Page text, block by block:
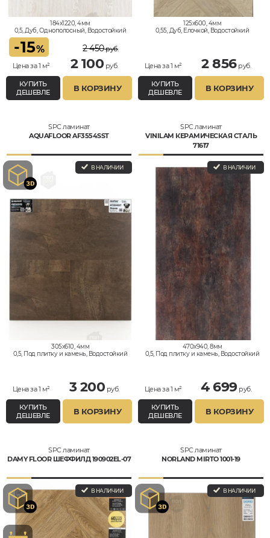
184x1220, 4мм
0,5, Дуб, Однополосный, Водостойкий
-15%
Цена за 1 м²
2 450руб.
2 100 руб.
КУПИТЬ
ДЕШЕВЛЕ
В КОРЗИНУ
125x600, 4мм
0,55, Дуб, Елочкой, Водостойкий
Цена за 1 м² 2 856руб.
КУПИТЬ
ДЕШЕВЛЕ
В КОРЗИНУ
SPC ламинат
AQUAFLOOR AF3554SST
В НАЛИЧИИ
305x610, 4мм
0,5, Под плитку и камень, Водостойкий
Цена за 1 м² 3 200 руб.
КУПИТЬ
ДЕШЕВЛЕ
В КОРЗИНУ
SPC ламинат
VINILAM КЕРАМИЧЕСКАЯ СТАЛЬ
71617
В НАЛИЧИИ
470x940, 8мм
0,5, Под плитку и камень, Водостойкий
Цена за 1 м² 4 699руб.
КУПИТЬ
ДЕШЕВЛЕ
В КОРЗИНУ
SPC ламинат
DAMY FLOOR ШЕФФИЛД 190902EL-07
В НАЛИЧИИ
SPC ламинат
NORLAND MIRTO 1001-19
В НАЛИЧИИ